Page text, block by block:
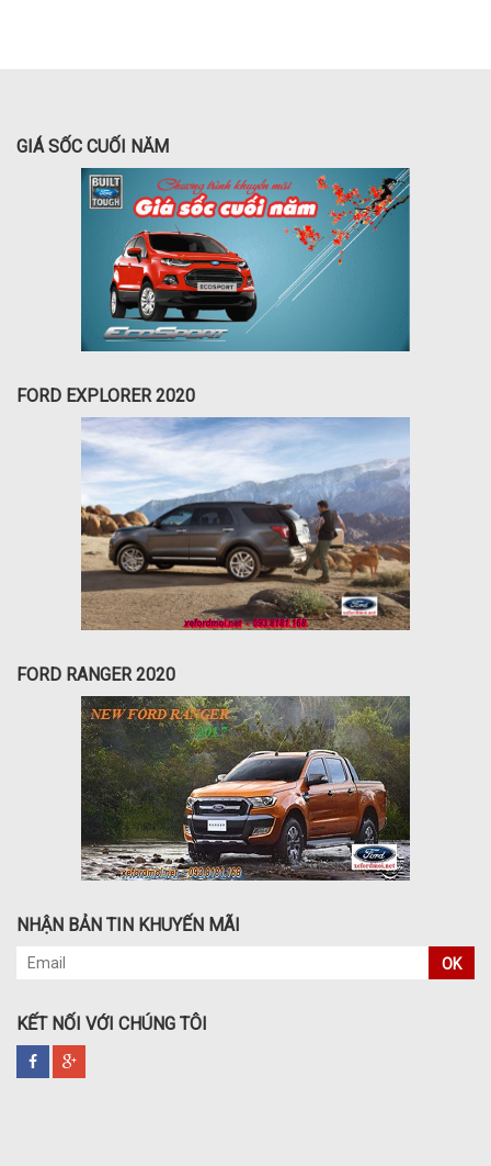
GIÁ SỐC CUỐI NĂM
FORD EXPLORER 2020
FORD RANGER 2020
NHẬN BẢN TIN KHUYẾN MÃI
OK
KẾT NỐI VỚI CHÚNG TÔI